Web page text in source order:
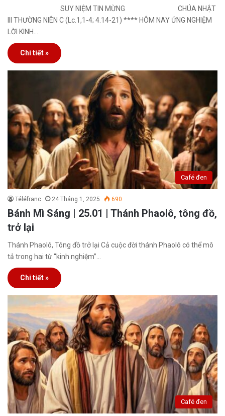
SUY NIỆM TIN MỪNG CHÚA NHẬT
III THƯỜNG NIÊN C (Lc.1,1-4; 4.14-21) **** HÔM NAY ỨNG NGHIỆM
LỜI KINH…
Chi tiết »
Café đen
Téléfranc 24 Tháng 1, 2025 690
Bánh Mì Sáng | 25.01 | Thánh Phaolô, tông đồ,
trở lại
Thánh Phaolô, Tông đồ trở lại Cả cuộc đời thánh Phaolô có thể mô
tả trong hai từ “kinh nghiệm”…
Chi tiết »
Café đen